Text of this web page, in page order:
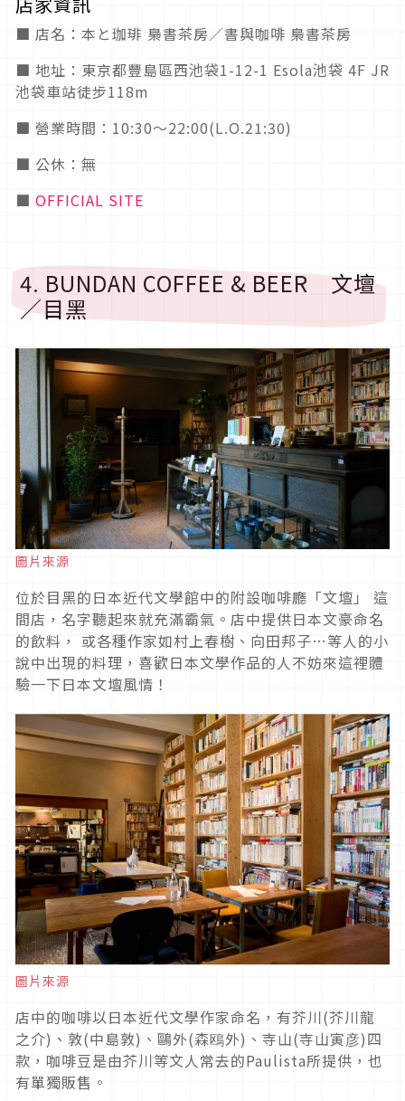
■ 店名：本と珈琲 梟書茶房／書與咖啡 梟書茶房
■ 地址：東京都豐島區西池袋1-12-1 Esola池袋 4F JR
池袋車站徒步118m
■ 營業時間：10:30～22:00(L.O.21:30)
■ 公休：無
■ OFFICIAL SITE
4. BUNDAN COFFEE & BEER 文壇
／目黑
圖片來源
位於目黑的日本近代文學館中的附設咖啡廳「文壇」 這
間店，名字聽起來就充滿霸氣。店中提供日本文豪命名
的飲料， 或各種作家如村上春樹、向田邦子…等人的小
說中出現的料理，喜歡日本文學作品的人不妨來這裡體
驗一下日本文壇風情！
圖片來源
店中的咖啡以日本近代文學作家命名，有芥川(芥川龍
之介)、敦(中島敦)、鷗外(森鴎外)、寺山(寺山寅彦)四
款，咖啡豆是由芥川等文人常去的Paulista所提供，也
有單獨販售。